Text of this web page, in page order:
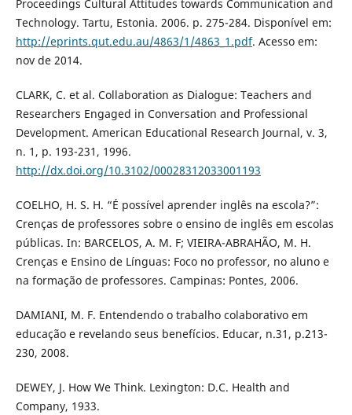
Proceedings Cultural Attitudes towards Communication and
Technology. Tartu, Estonia. 2006. p. 275-284. Disponível em:
http://eprints.qut.edu.au/4863/1/4863_1.pdf. Acesso em:
nov de 2014.
CLARK, C. et al. Collaboration as Dialogue: Teachers and
Researchers Engaged in Conversation and Professional
Development. American Educational Research Journal, v. 3,
n. 1, p. 193-231, 1996.
http://dx.doi.org/10.3102/00028312033001193
COELHO, H. S. H. “É possível aprender inglês na escola?”:
Crenças de professores sobre o ensino de inglês em escolas
públicas. In: BARCELOS, A. M. F; VIEIRA-ABRAHÃO, M. H.
Crenças e Ensino de Línguas: Foco no professor, no aluno e
na formação de professores. Campinas: Pontes, 2006.
DAMIANI, M. F. Entendendo o trabalho colaborativo em
educação e revelando seus benefícios. Educar, n.31, p.213-
230, 2008.
DEWEY, J. How We Think. Lexington: D.C. Health and
Company, 1933.